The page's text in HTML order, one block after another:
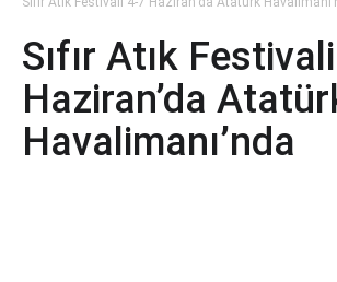
Sıfır Atık
Haziran’da
Havalimanı’nda